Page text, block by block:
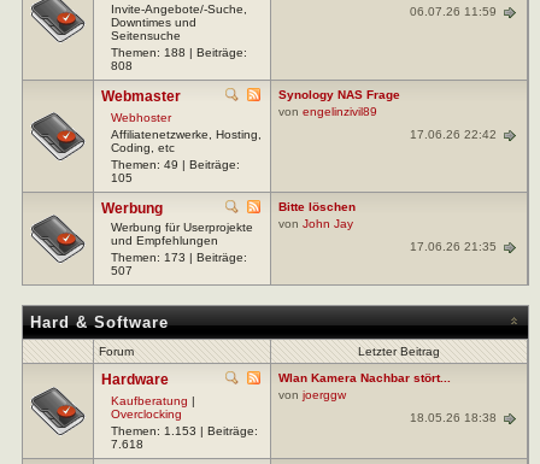
Invite-Angebote/-Suche,
Downtimes und
Seitensuche
Themen: 188 | Beiträge:
808
06.07.26 11:59
Webmaster
Webhoster
Affiliatenetzwerke, Hosting,
Coding, etc
Themen: 49 | Beiträge:
105
Synology NAS Frage
von engelinzivil89
17.06.26 22:42
Werbung
Werbung für Userprojekte
und Empfehlungen
Themen: 173 | Beiträge:
507
Bitte löschen
von John Jay
17.06.26 21:35
Hard & Software
Forum Letzter Beitrag
Hardware
Kaufberatung |
Overclocking
Themen: 1.153 | Beiträge:
7.618
Wlan Kamera Nachbar stört...
von joerggw
18.05.26 18:38